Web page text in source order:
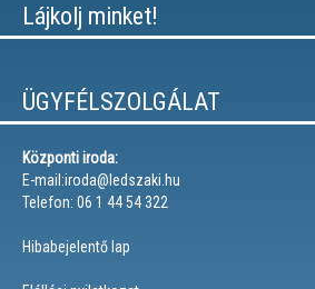
Lájkolj minket!
ÜGYFÉLSZOLGÁLAT
Központi iroda:
E-mail:iroda@ledszaki.hu
Telefon: 06 1 44 54 322
Hibabejelentő lap